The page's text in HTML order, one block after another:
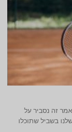
₪ בלבד במקום 2400 ₪ במאמר זה נסביר על
בשביל שתוכלו